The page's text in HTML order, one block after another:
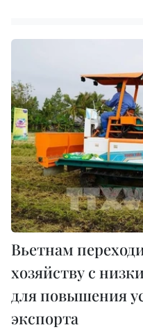
Вьетнам
хозяйству с
для повышения
экспорта